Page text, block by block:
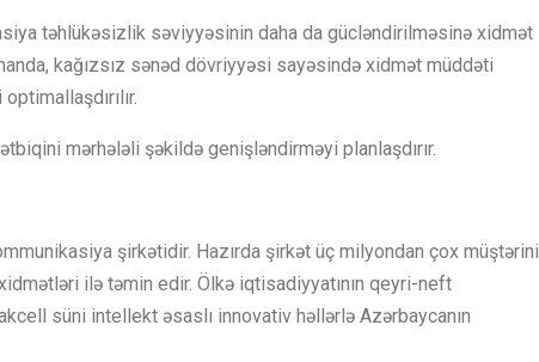
təhlükəsizlik səviyyəsinin daha da gücləndirilməsinə xidmət
kağızsız sənəd dövriyyəsi sayəsində xidmət müddəti
mərhələli şəkildə genişləndirməyi planlaşdırır.
şirkətidir. Hazırda şirkət üç milyondan çox müştərini
ilə təmin edir. Ölkə iqtisadiyyatının qeyri-neft
süni intellekt əsaslı innovativ həllərlə Azərbaycanın